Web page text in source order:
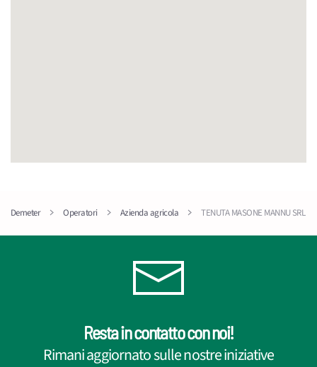
Demeter Operatori Azienda agricola TENUTA MASONE MANNU SRL
Resta in contatto con noi!
Rimani aggiornato sulle nostre iniziative